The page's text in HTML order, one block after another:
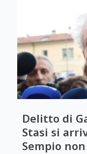
Delitto di
Stasi si
Sempio